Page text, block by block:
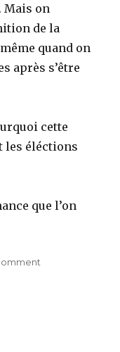
on
de la
quand on
après s’être
cette
les éléctions
que l’on